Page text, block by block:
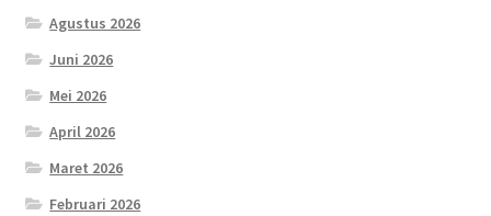
Agustus 2026
Juni 2026
Mei 2026
April 2026
Maret 2026
Februari 2026